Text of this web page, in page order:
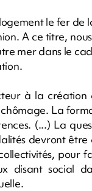
le fer de
A ce titre,
mer dans le
à la création
La
(...) La
devront être
pour
disant social